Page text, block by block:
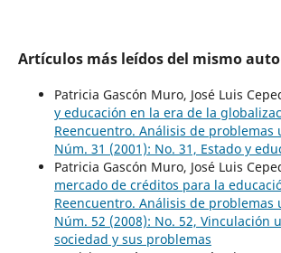
Artículos más leídos del mismo
Patricia Gascón Muro, José Luis
y educación en la era de la
Reencuentro. Análisis de problemas
Núm. 31 (2001): No. 31, Estado y
Patricia Gascón Muro, José Luis
mercado de créditos para la
Reencuentro. Análisis de problemas
Núm. 52 (2008): No. 52, Vinculación
sociedad y sus problemas